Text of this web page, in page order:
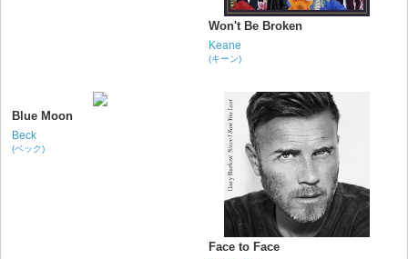
Won't Be Broken
Keane
(キーン)
Blue Moon
Beck
(ベック)
Face to Face